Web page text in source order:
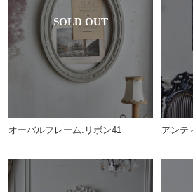
オーバルフレーム.リボン41 アンテ